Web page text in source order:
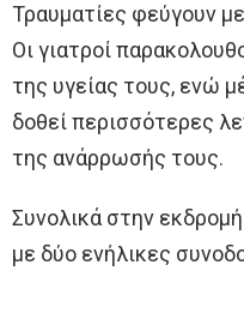
Τραυματίες φεύγουν
Οι γιατροί
της υγείας τους, ενώ
δοθεί περισσότερες
της ανάρρωσής τους.
Συνολικά στην
με δύο ενήλικες